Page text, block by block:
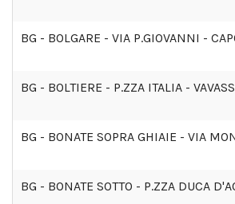
BG - BOLGARE - VIA P.GIOVANNI -
BG - BOLTIERE - P.ZZA ITALIA -
BG - BONATE SOPRA GHIAIE - VIA
BG - BONATE SOTTO - P.ZZA DUCA